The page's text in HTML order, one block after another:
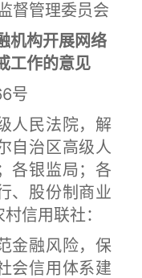
督管理委员会
机构开展网络
工作的意见
号
人民法院，解
自治区高级人
各银监局；各
、股份制商业
信用联社：
融风险，保
会信用体系建